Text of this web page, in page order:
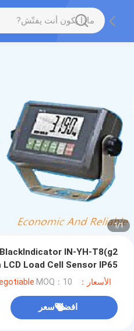
1
/
1
وزن الحيوانات
الأسعار：negotiable MOQ：10
افضل سعر